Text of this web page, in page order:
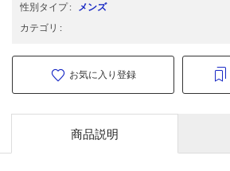
性別タイプ: メンズ
カテゴリ :
お気に入り登録
商品説明